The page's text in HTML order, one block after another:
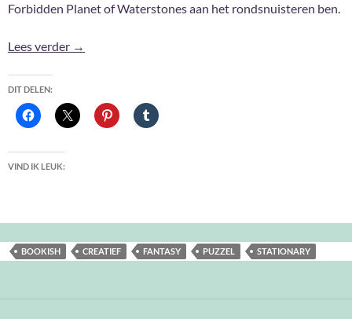
Forbidden Planet of Waterstones aan het rondsnuisteren ben.
Lees verder Aanwinsten April 2026
→
DIT DELEN:
VIND IK LEUK:
BOOKISH CREATIEF FANTASY PUZZEL STATIONARY